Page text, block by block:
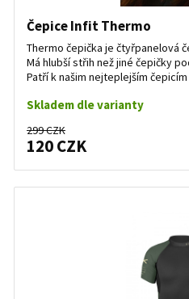
Čepice Infit Thermo
Thermo čepička je čtyřpanelová
Má hlubší střih než jiné čepičky
Patří k našim nejteplejším čepicím
Skladem dle varianty
299 CZK
120 CZK